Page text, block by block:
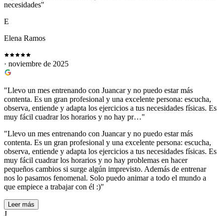
necesidades"
E
Elena Ramos
· noviembre de 2025
"Llevo un mes entrenando con Juancar y no puedo estar más
contenta. Es un gran profesional y una excelente persona: escucha,
observa, entiende y adapta los ejercicios a tus necesidades físicas. Es
muy fácil cuadrar los horarios y no hay pr…"
"Llevo un mes entrenando con Juancar y no puedo estar más
contenta. Es un gran profesional y una excelente persona: escucha,
observa, entiende y adapta los ejercicios a tus necesidades físicas. Es
muy fácil cuadrar los horarios y no hay problemas en hacer
pequeños cambios si surge algún imprevisto. Además de entrenar
nos lo pasamos fenomenal. Solo puedo animar a todo el mundo a
que empiece a trabajar con él :)"
Leer más
J